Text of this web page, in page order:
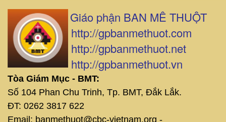
Giáo phận BAN MÊ THUỘT
http://gpbanmethuot.com
http://gpbanmethuot.net
http://gpbanmethuot.vn
Tòa Giám Mục - BMT:
Số 104 Phan Chu Trinh, Tp. BMT, Đắk Lắk.
ĐT: 0262 3817 622
Email: banmethuot@cbc-vietnam.org -